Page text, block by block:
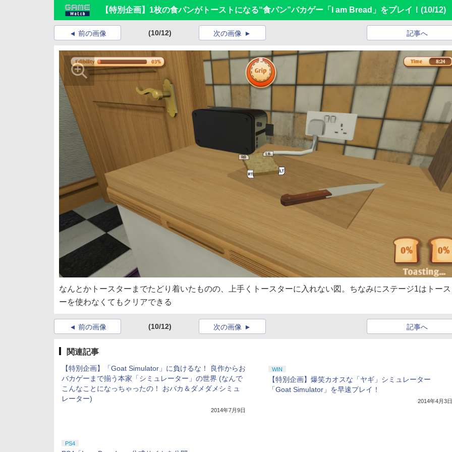
【特別企画】1枚の食パンがトーストになる“食パン”バカゲー「I am Bread」をプレイ！ (10/12)
前の画像 (10/12) 記事へ
次の画像
なんとかトースターまでたどり着いたものの、上手くトースターに入れない図。ちなみにステージ1はトー
ーを使わなくてもクリアできる
前の画像 (10/12) 記事へ
次の画像
関連記事
【特別企画】「Goat Simulator」に負けるな！ 良作からお
バカゲーまで揃う本家「シミュレーター」の世界 (なんで
こんなことになっちゃったの！ おバカ＆ダメダメシミュ
レーター)
2014年7月9日
WIN
【特別企画】爆笑カオスな「ヤギ」シミュレーター
「Goat Simulator」を早速プレイ！
2014年4月3日
PS4